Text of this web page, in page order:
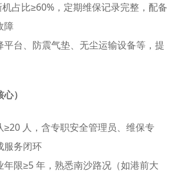
占比≥60%，定期维保记录完整，配备
障
平台、防震气垫、无尘运输设备等，提
）
≥20 人，含专职安全管理员、维保专
服务闭环
年限≥5 年，熟悉南沙路况（如港前大